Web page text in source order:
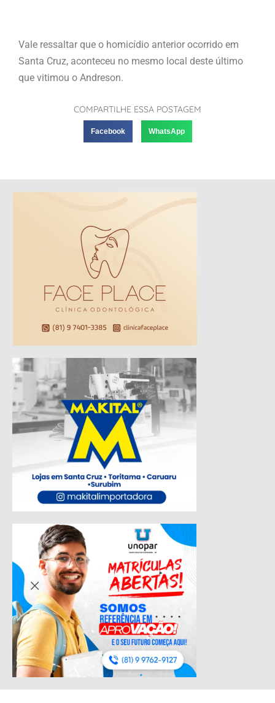
Vale ressaltar que o homicídio anterior ocorrido em
Santa Cruz, aconteceu no mesmo local deste último
que vitimou o Andreson.
COMPARTILHE ESSA POSTAGEM
Facebook WhatsApp